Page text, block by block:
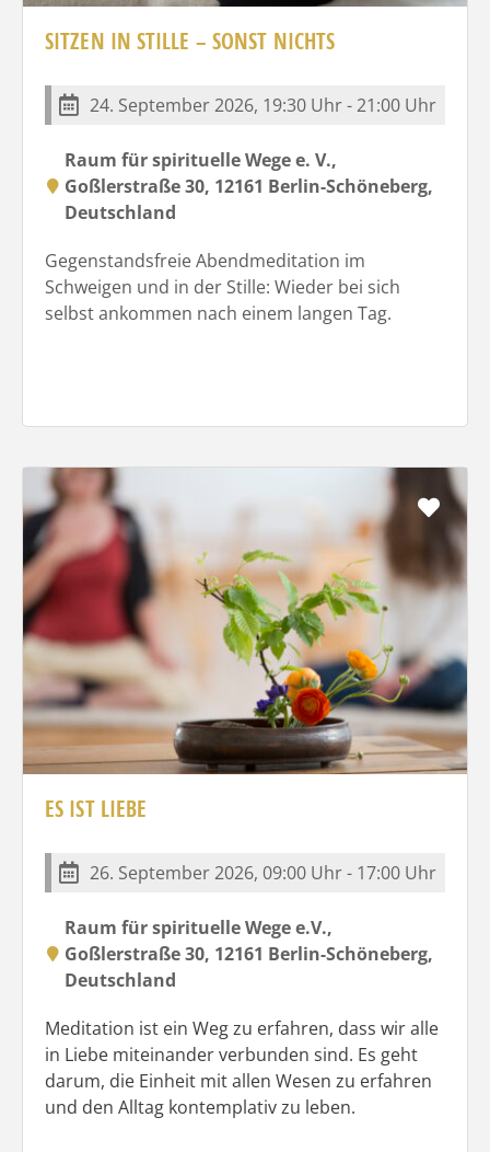
SITZEN IN STILLE – SONST NICHTS
24. September 2026, 19:30 Uhr - 21:00 Uhr
Raum für spirituelle Wege e. V.,
Goßlerstraße 30, 12161 Berlin-Schöneberg,
Deutschland
Gegenstandsfreie Abendmeditation im
Schweigen und in der Stille: Wieder bei sich
selbst ankommen nach einem langen Tag.
ES IST LIEBE
26. September 2026, 09:00 Uhr - 17:00 Uhr
Raum für spirituelle Wege e.V.,
Goßlerstraße 30, 12161 Berlin-Schöneberg,
Deutschland
Meditation ist ein Weg zu erfahren, dass wir alle
in Liebe miteinander verbunden sind. Es geht
darum, die Einheit mit allen Wesen zu erfahren
und den Alltag kontemplativ zu leben.